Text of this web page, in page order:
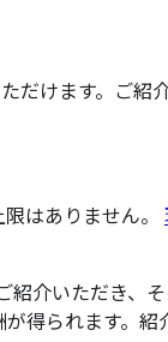
けます。ご紹
はありません。
介いただき、
得られます。